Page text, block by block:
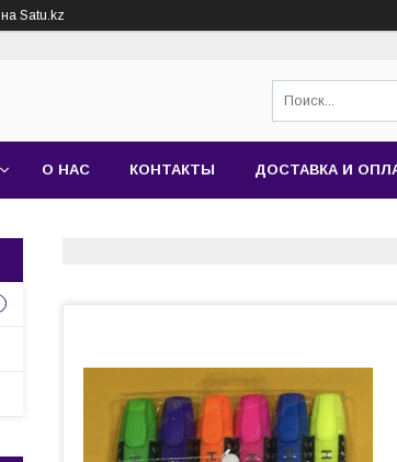
на Satu.kz
О НАС КОНТАКТЫ ДОСТАВКА И